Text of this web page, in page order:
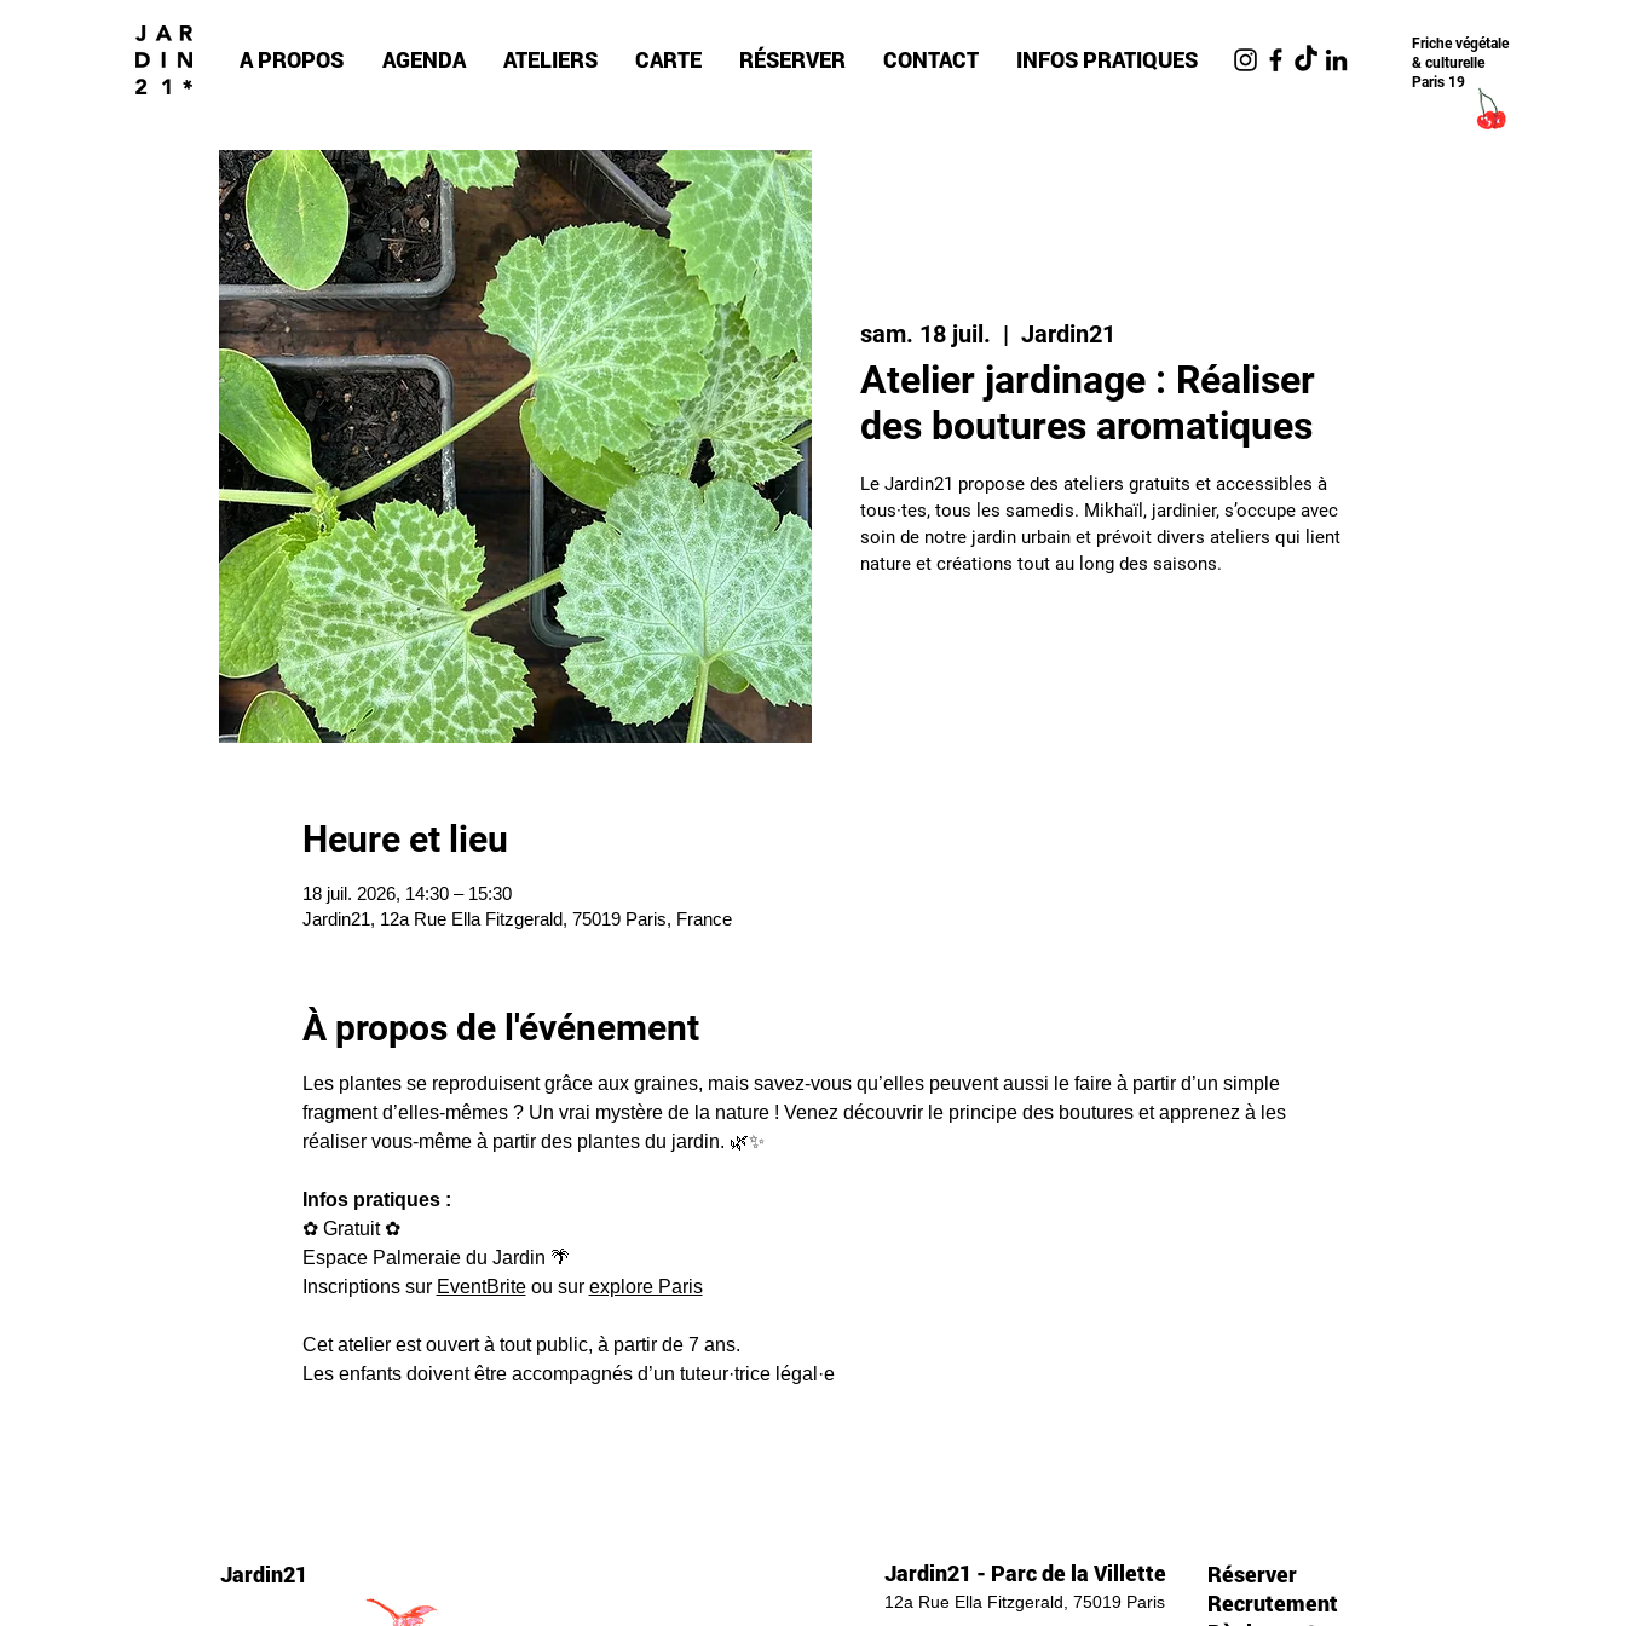
A PROPOS AGENDA ATELIERS CARTE RÉSERVER CONTACT INFOS PRATIQUES
Friche​ végétale
& culturelle
Paris 19
sam. 18 juil.
  |
Jardin21
Atelier jardinage : Réaliser
des boutures aromatiques
Le Jardin21 propose des ateliers gratuits et accessibles à
tous·tes, tous les samedis. Mikhaïl, jardinier, s’occupe avec
soin de notre jardin urbain et prévoit divers ateliers qui lient
nature et créations tout au long des saisons.
Heure et lieu
18 juil. 2026, 14:30 – 15:30
Jardin21, 12a Rue Ella Fitzgerald, 75019 Paris, France
À propos de l'événement
Les plantes se reproduisent grâce aux graines, mais savez-vous qu’elles peuvent aussi le faire à partir d’un simple
fragment d’elles-mêmes ? Un vrai mystère de la nature ! Venez découvrir le principe des boutures et apprenez à les
réaliser vous-même à partir des plantes du jardin. 🌿✨
Infos pratiques :
✿ Gratuit ✿
Espace Palmeraie du Jardin 🌴
Inscriptions sur EventBrite ou sur explore Paris
Cet atelier est ouvert à tout public, à partir de 7 ans.
Les enfants doivent être accompagnés d’un tuteur·trice légal·e
Jardin21 Jardin21 - Parc de la Villette
12a Rue Ella Fitzgerald, 75019 Paris
Réserver
Recrutement